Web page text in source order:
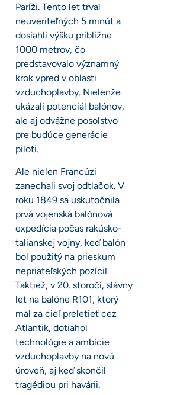
Paríži. Tento let trval
neuveriteľných 5 minút a
dosiahli výšku približne
1000 metrov, čo
predstavovalo významný
krok vpred v oblasti
vzduchoplavby. Nielenže
ukázali potenciál balónov,
ale aj odvážne posolstvo
pre budúce generácie
piloti.
Ale nielen Francúzi
zanechali svoj odtlačok. V
roku 1849 sa uskutočnila
prvá vojenská balónová
expedícia počas rakúsko-
talianskej vojny, keď balón
bol použitý na prieskum
nepriateľských pozícií.
Taktiež, v 20. storočí, slávny
let na balóne R101, ktorý
mal za cieľ preletieť cez
Atlantik, dotiahol
technológie a ambície
vzduchoplavby na novú
úroveň, aj keď skončil
tragédiou pri havárii.